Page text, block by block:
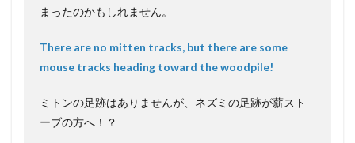
まったのかもしれません。
There are no mitten tracks, but there are some
mouse tracks heading toward the woodpile!
ミトンの足跡はありませんが、ネズミの足跡が薪スト
ーブの方へ！？